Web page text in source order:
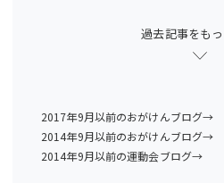
過去記事をも
2017年9月以前のおがけんブログ→
2014年9月以前のおがけんブログ→
2014年9月以前の運動会ブログ→